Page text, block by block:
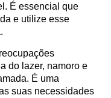
É essencial que
e utilize esse
do lazer, namoro e
É uma
suas necessidades